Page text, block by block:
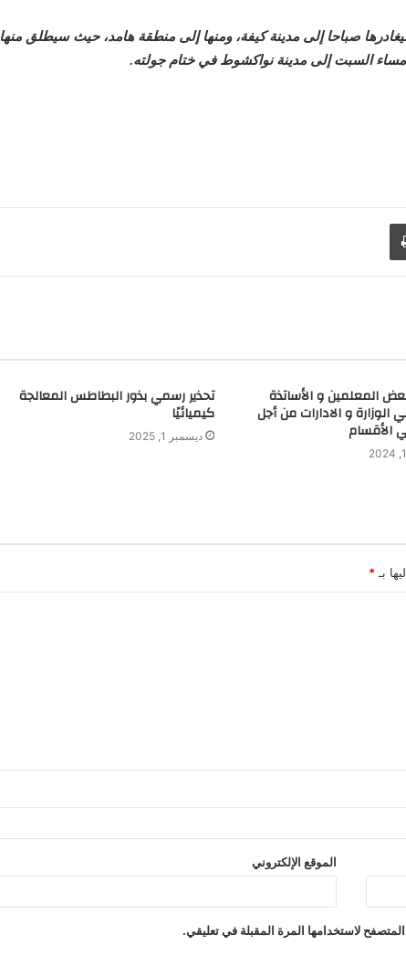
صباحا إلى مدينة كيفة، ومنها إلى منطقة هامد، حيث سيطلق منها
السبت إلى مدينة نواكشوط في ختام جولته.
المعلمين و الأساتذة
الوزارة و الادارات من أجل
الأقسام
تحذير رسمي بذور البطاطس المعالجة
كيميائيًا
ديسمبر 1, 2025
بـ *
الموقع الإلكتروني
لاستخدامها المرة المقبلة في تعليقي.